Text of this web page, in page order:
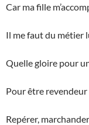
Car ma fille
Il me faut du métier
Quelle gloire pour
Pour être
Repérer,